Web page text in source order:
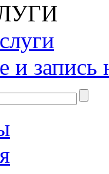
и запись